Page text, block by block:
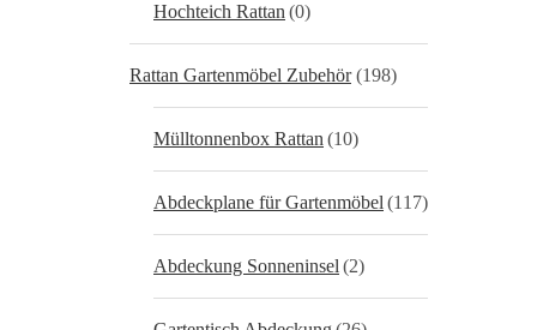
Hochteich Rattan (0)
Rattan Gartenmöbel Zubehör (198)
Mülltonnenbox Rattan (10)
Abdeckplane für Gartenmöbel (117)
Abdeckung Sonneninsel (2)